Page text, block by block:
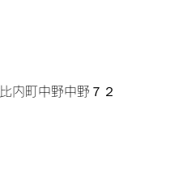
内町中野中野７２